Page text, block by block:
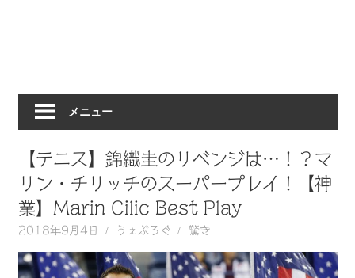
日
ご
紹
介
し
ま
す。
メニュー
【テニス】錦織圭のリベンジは…！？マ
リン・チリッチのスーパープレイ！【神
業】Marin Cilic Best Play
2018年9月4日 うぇぶろぐ 驚き